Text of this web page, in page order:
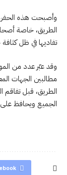
وأصبحت هذه
الطريق، خاصة
تفاديها في ظل
وقد عبّر عدد من
مطالبين الجهات
الطريق، قبل
الجميع ويحافظ على